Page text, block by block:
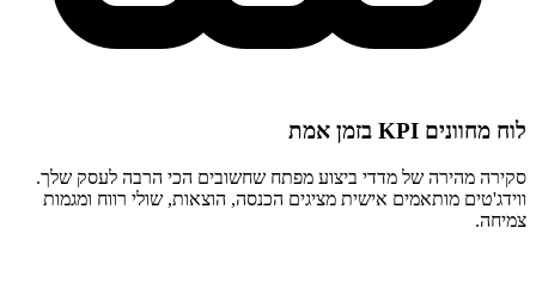
לוח מחוונים KPI בזמן אמת
סקירה מהירה של מדדי ביצוע מפתח שחשובים הכי הרבה לעסק שלך.
ווידג'טים מותאמים אישית מציגים הכנסה, הוצאות, שולי רווח ומגמות
צמיחה.